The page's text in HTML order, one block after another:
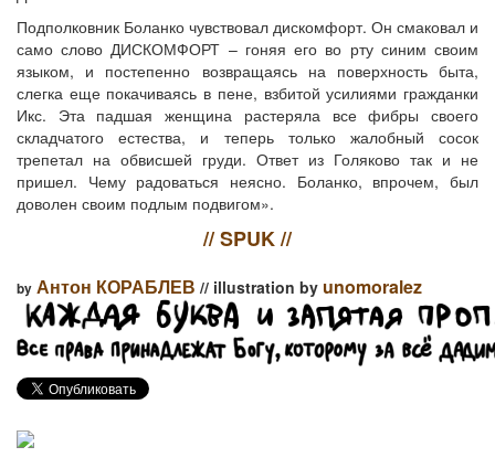
Подполковник Боланко чувствовал дискомфорт. Он смаковал и
само слово ДИСКОМФОРТ – гоняя его во рту синим своим
языком, и постепенно возвращаясь на поверхность быта,
слегка еще покачиваясь в пене, взбитой усилиями гражданки
Икс. Эта падшая женщина растеряла все фибры своего
складчатого естества, и теперь только жалобный сосок
трепетал на обвисшей груди. Ответ из Голяково так и не
пришел. Чему радоваться неясно. Боланко, впрочем, был
доволен своим подлым подвигом».
// SPUK //
by Антон КОРАБЛЕВ // illustration by unomoralez